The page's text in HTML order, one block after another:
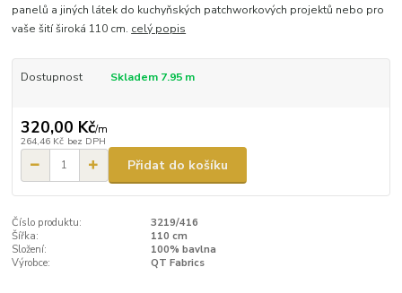
panelů a jiných látek do kuchyňských patchworkových projektů nebo pro
vaše šití široká 110 cm. celý popis
Dostupnost Skladem 7.95 m
320,00 Kč/m
264,46 Kč bez DPH
Přidat do košíku
Číslo produktu:
3219/416
Šířka:
110 cm
Složení:
100% bavlna
Výrobce:
QT Fabrics